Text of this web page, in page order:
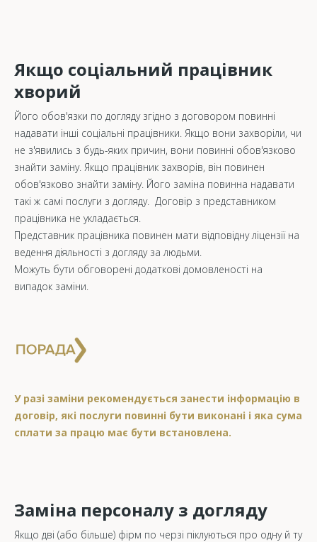
Якщо соціальний працівник
хворий
Його обов'язки по догляду згідно з договором повинні
надавати інші соціальні працівники. Якщо вони захворіли, чи
не з'явились з будь-яких причин, вони повинні обов'язково
знайти заміну. Якщо працівник захворів, він повинен
обов'язково знайти заміну. Його заміна повинна надавати
такі ж самі послуги з догляду. Договір з представником
працівника не укладається.
Представник працівника повинен мати відповідну ліцензії на
ведення діяльності з догляду за людьми.
Можуть бути обговорені додаткові домовленості на
випадок заміни.
У разі заміни рекомендується занести інформацію в
договір, які послуги повинні бути виконані і яка сума
сплати за працю має бути встановлена.
Заміна персоналу з догляду
Якщо дві (або більше) фірм по черзі піклуються про одну й ту